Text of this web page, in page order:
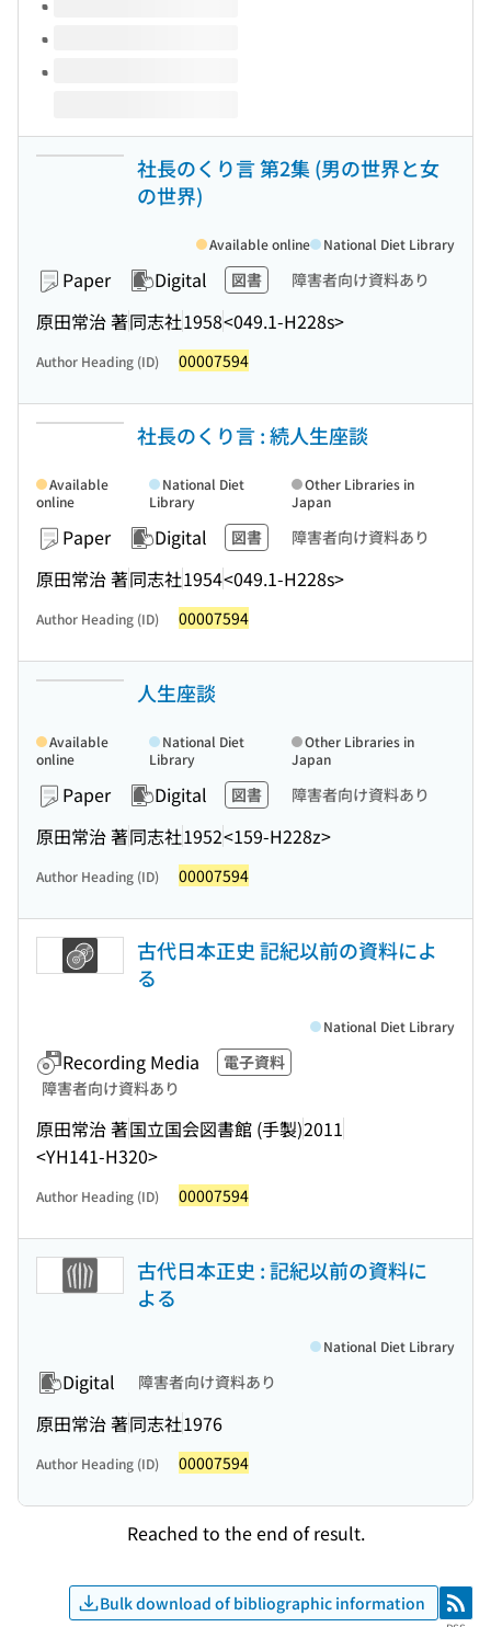
社長のくり言 第2集 (男の世界と女
の世界)
Paper Digital 図書 障害者向け資料あり
原田常治 著同志社1958<049.1-H228s>
Available online National Diet Library
Author Heading (ID) 00007594
社長のくり言 : 続人生座談
Paper Digital 図書 障害者向け資料あり
原田常治 著同志社1954<049.1-H228s>
Available
online
National Diet
Library
Other Libraries in
Japan
Author Heading (ID) 00007594
人生座談
Paper Digital 図書 障害者向け資料あり
原田常治 著同志社1952<159-H228z>
Available
online
National Diet
Library
Other Libraries in
Japan
Author Heading (ID) 00007594
古代日本正史 記紀以前の資料によ
る
Recording Media
電子資料
障害者向け資料あり
原田常治 著国立国会図書館 (手製)2011
<YH141-H320>
National Diet Library
Author Heading (ID) 00007594
古代日本正史 : 記紀以前の資料に
よる
Digital 障害者向け資料あり
原田常治 著同志社1976
National Diet Library
Author Heading (ID) 00007594
Reached to the end of result.
Bulk download of bibliographic information RSS